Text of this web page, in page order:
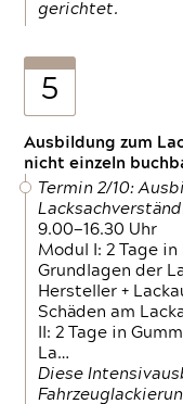
gerichtet.
5
Ausbildung zum
nicht einzeln
Termin 2/10:
9.00—16.30 Uhr
Modul I: 2 Tage
Grundlagen der
Hersteller +
Schäden am
II: 2 Tage in
La…
Diese